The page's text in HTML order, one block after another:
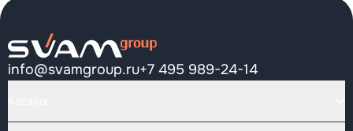
info@svamgroup.ru+7 495 989-24-14